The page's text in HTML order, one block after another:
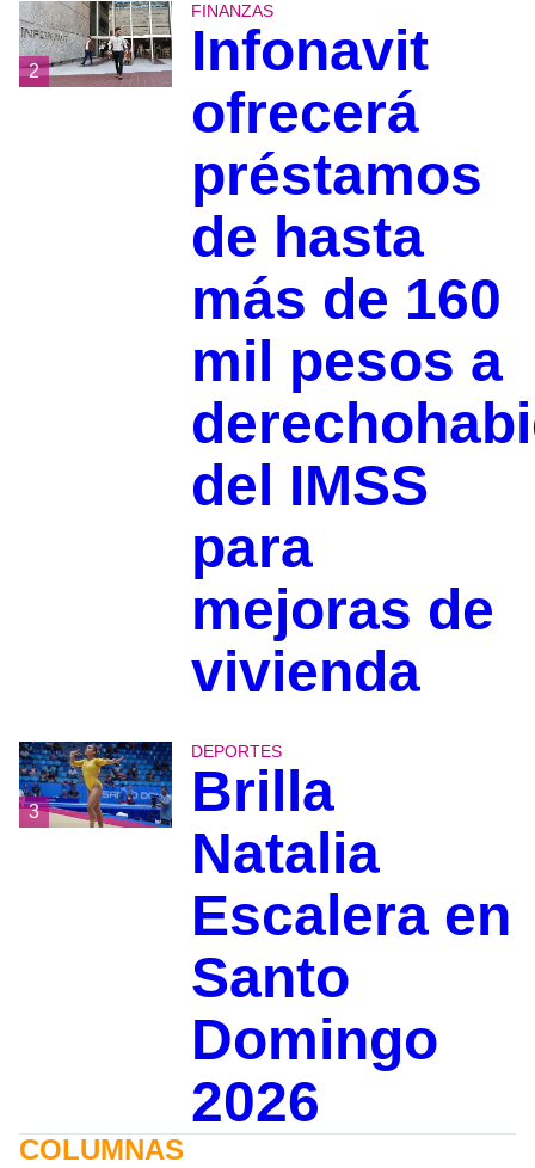
2
FINANZAS
Infonavit
ofrecerá
préstamos
de hasta
más de 160
mil pesos a
del IMSS
para
mejoras de
vivienda
3
DEPORTES
Brilla
Natalia
Escalera en
Santo
Domingo
2026
COLUMNAS